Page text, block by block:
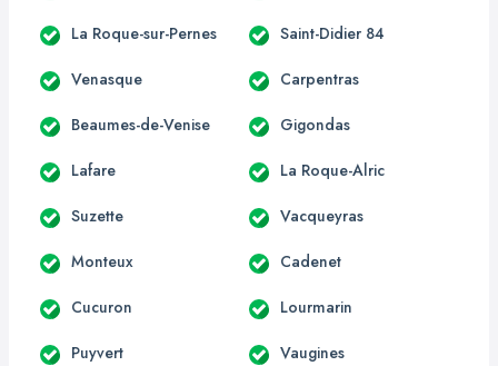
La Roque-sur-Pernes Saint-Didier 84
Venasque Carpentras
Beaumes-de-Venise Gigondas
Lafare La Roque-Alric
Suzette Vacqueyras
Monteux Cadenet
Cucuron Lourmarin
Puyvert Vaugines